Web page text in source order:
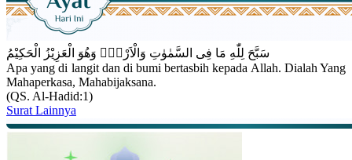
سَبَّحَ لِلّٰهِ مَا فِى السَّمٰوٰتِ وَالْاَرْضِۚ وَهُوَ الْعَزِيْزُ الْحَكِيْمُ
Apa yang di langit dan di bumi bertasbih kepada Allah. Dialah Yang
Mahaperkasa, Mahabijaksana.
(QS. Al-Hadid:1)
Surat Lainnya